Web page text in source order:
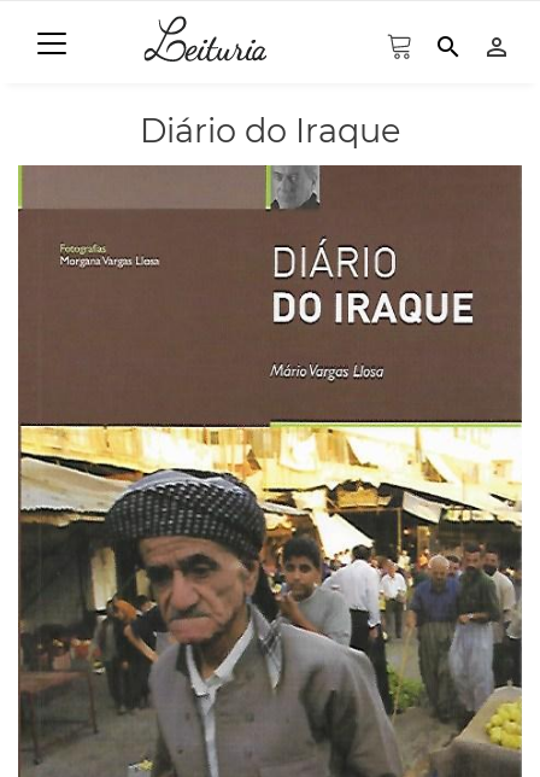
search person_outline
Diário do Iraque